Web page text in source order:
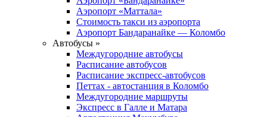
Аэропорт «Маттала»
Стоимость такси из аэропорта
Аэропорт Бандаранайке — Коломбо
Автобусы »
Междугородние автобусы
Расписание автобусов
Расписание экспресс-автобусов
Петтах - автостанция в Коломбо
Междугородние маршруты
Экспресс в Галле и Матара